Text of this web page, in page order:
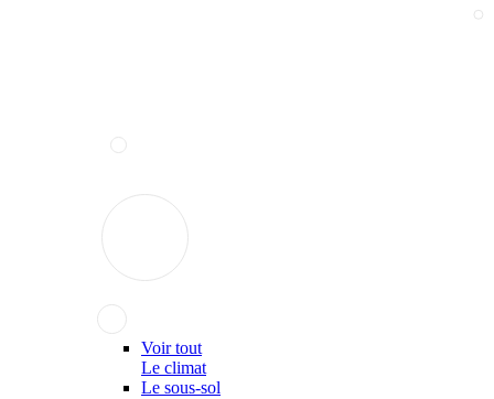
Voir tout
Le climat
Le sous-sol